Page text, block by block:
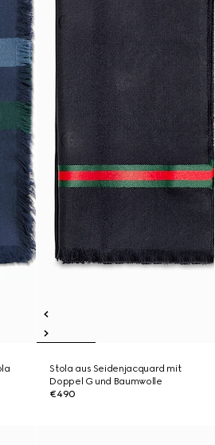
Stola aus Seidenjacquard mit
Doppel G und Baumwolle
€490